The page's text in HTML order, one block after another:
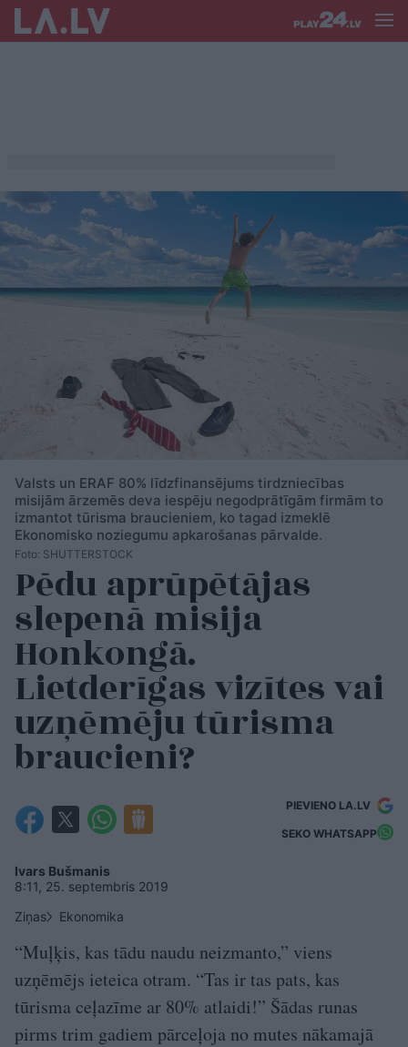
Valsts un ERAF 80% līdzfinansējums tirdzniecības
misijām ārzemēs deva iespēju negodprātīgām firmām to
izmantot tūrisma braucieniem, ko tagad izmeklē
Ekonomisko noziegumu apkarošanas pārvalde.
Foto: SHUTTERSTOCK
Pēdu aprūpētājas
slepenā misija
Honkongā.
Lietderīgas vizītes vai
uzņēmēju tūrisma
braucieni?
PIEVIENO LA.LV
SEKO WHATSAPP
Ivars Bušmanis
8:11, 25. septembris 2019
Ziņas
Ekonomika
“Muļķis, kas tādu naudu neizmanto,” viens
uzņēmējs ieteica otram. “Tas ir tas pats, kas
tūrisma ceļazīme ar 80% atlaidi!” Šādas runas
pirms trim gadiem pārceļoja no mutes nākamajā